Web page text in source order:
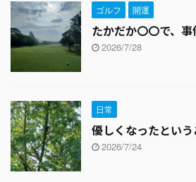
ゴルフ 開運
たかだか〇〇で、
2026/7/28
日常
優しくなったとい
2026/7/24